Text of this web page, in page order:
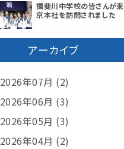
揖斐川中学校の皆さんが東
京本社を訪問されました
アーカイブ
2026年07月 (2)
2026年06月 (3)
2026年05月 (3)
2026年04月 (2)